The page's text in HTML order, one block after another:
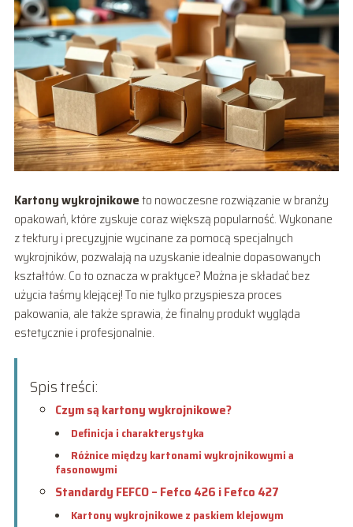
Kartony wykrojnikoweto nowoczesne rozwiązanie w branży
opakowań, które zyskuje coraz większą popularność. Wykonane
z tektury i precyzyjnie wycinane za pomocą specjalnych
wykrojników, pozwalają na uzyskanie idealnie dopasowanych
kształtów. Co to oznacza w praktyce? Można je składać bez
użycia taśmy klejącej! To nie tylko przyspiesza proces
pakowania, ale także sprawia, że finalny produkt wygląda
estetycznie i profesjonalnie.
Spis treści:
Czym są kartony wykrojnikowe?
Definicja i charakterystyka
Różnice między kartonami wykrojnikowymi a
fasonowymi
Standardy FEFCO – Fefco 426 i Fefco 427
Kartony wykrojnikowe z paskiem klejowym